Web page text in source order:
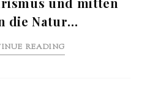
die Natur…
READING